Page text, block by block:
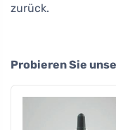
zurück.
Probieren Sie